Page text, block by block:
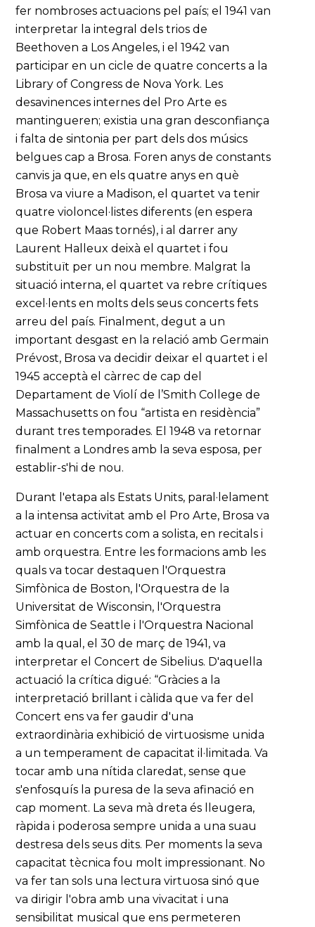
fer nombroses actuacions pel país; el 1941 van
interpretar la integral dels trios de
Beethoven a Los Angeles, i el 1942 van
participar en un cicle de quatre concerts a la
Library of Congress de Nova York. Les
desavinences internes del Pro Arte es
mantingueren; existia una gran desconfiança
i falta de sintonia per part dels dos músics
belgues cap a Brosa. Foren anys de constants
canvis ja que, en els quatre anys en què
Brosa va viure a Madison, el quartet va tenir
quatre violoncel·listes diferents (en espera
que Robert Maas tornés), i al darrer any
Laurent Halleux deixà el quartet i fou
substituït per un nou membre. Malgrat la
situació interna, el quartet va rebre crítiques
excel·lents en molts dels seus concerts fets
arreu del país. Finalment, degut a un
important desgast en la relació amb Germain
Prévost, Brosa va decidir deixar el quartet i el
1945 acceptà el càrrec de cap del
Departament de Violí de l’Smith College de
Massachusetts on fou “artista en residència”
durant tres temporades. El 1948 va retornar
finalment a Londres amb la seva esposa, per
establir-s'hi de nou.
Durant l'etapa als Estats Units, paral·lelament
a la intensa activitat amb el Pro Arte, Brosa va
actuar en concerts com a solista, en recitals i
amb orquestra. Entre les formacions amb les
quals va tocar destaquen l'Orquestra
Simfònica de Boston, l'Orquestra de la
Universitat de Wisconsin, l'Orquestra
Simfònica de Seattle i l'Orquestra Nacional
amb la qual, el 30 de març de 1941, va
interpretar el Concert de Sibelius. D'aquella
actuació la crítica digué: “Gràcies a la
interpretació brillant i càlida que va fer del
Concert ens va fer gaudir d'una
extraordinària exhibició de virtuosisme unida
a un temperament de capacitat il·limitada. Va
tocar amb una nítida claredat, sense que
s'enfosquís la puresa de la seva afinació en
cap moment. La seva mà dreta és lleugera,
ràpida i poderosa sempre unida a una suau
destresa dels seus dits. Per moments la seva
capacitat tècnica fou molt impressionant. No
va fer tan sols una lectura virtuosa sinó que
va dirigir l'obra amb una vivacitat i una
sensibilitat musical que ens permeteren